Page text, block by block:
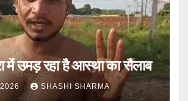
में उमड़ रहा है आस्था का सैलाब
2026 SHASHI SHARMA